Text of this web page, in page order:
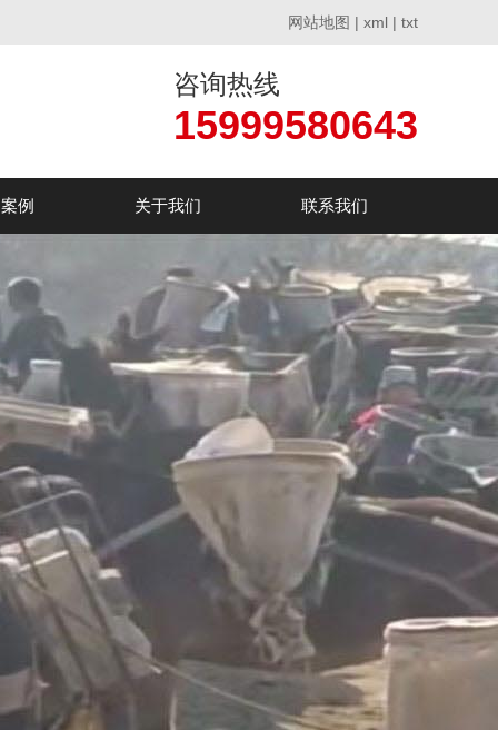
网站地图 | xml | txt
咨询热线
15999580643
例 关于我们 联系我们